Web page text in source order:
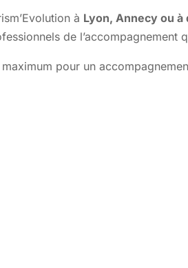
à Lyon, Annecy ou à
de l’accompagnement
pour un